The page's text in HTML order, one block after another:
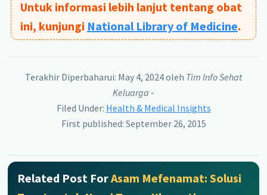
Untuk informasi lebih lanjut tentang obat
ini, kunjungi National Library of Medicine.
Terakhir Diperbaharui: May 4, 2024oleh Tim Info Sehat
Keluarga -
Filed Under: Health & Medical Insights
First published: September 26, 2015
Related Post ForAsam Mefenamat: Solusi